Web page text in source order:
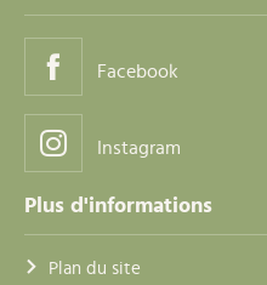
Facebook
Instagram
Plus d'informations
Plan du site